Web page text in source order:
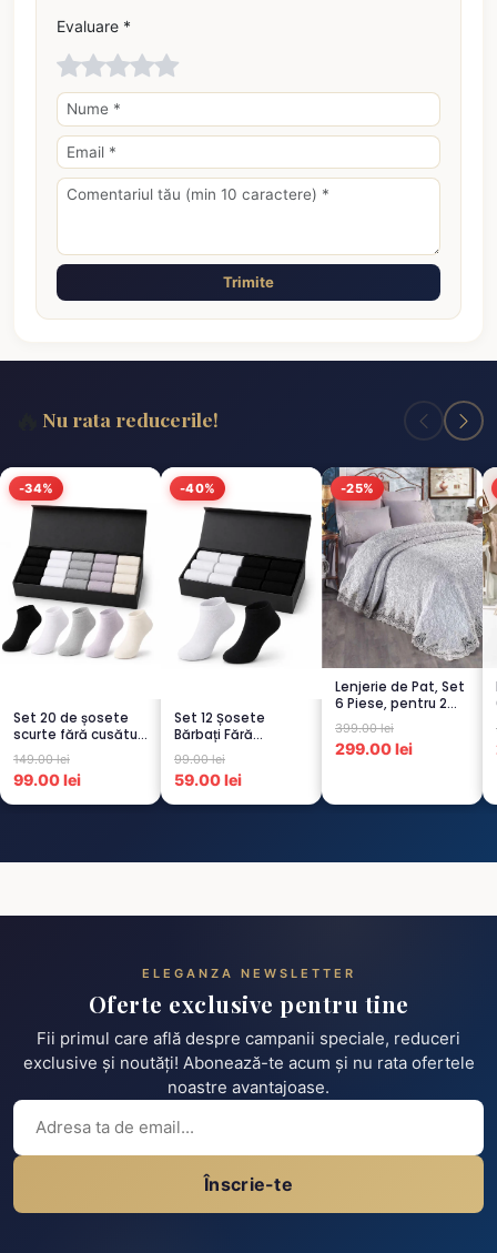
Evaluare *
Trimite
Nu rata reducerile!
-34%
Set 20 de șosete
scurte fără cusături
pentru femei – 5...
149.00 lei
99.00 lei
-40%
Set 12 Șosete
Bărbați Fără
Cusături – 6 Albe +
6 Negre...
99.00 lei
59.00 lei
-25%
Lenjerie de Pat, Set
6 Piese, pentru 2
persoana, GRI -1...
399.00 lei
299.00 lei
ELEGANZA NEWSLETTER
Oferte exclusive pentru tine
Fii primul care află despre campanii speciale, reduceri
exclusive și noutăți! Abonează-te acum și nu rata ofertele
noastre avantajoase.
Înscrie-te